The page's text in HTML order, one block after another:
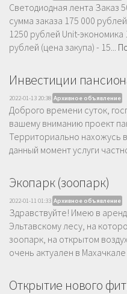
Светодиодная лента Заказ
сумма заказа 175 000
1250 рублей Unit-
рублей (цена закупа) - 15...
Инвестиции
2022-01-13 20:38 Архивное объявление
Доброго времени суток,
вашему вниманию проект
Территориально нахожусь
данный момент услуги
Экопарк (зоопарк)
2022-01-11 01:33 Архивное объявление
Здравствуйте! Имею в
Эльтавскому лесу, на
зоопарк, на открытом
очень актуален в Махачкале
Открытие нового